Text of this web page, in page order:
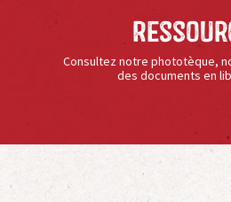
Consultez notre phototèque,
des documents en